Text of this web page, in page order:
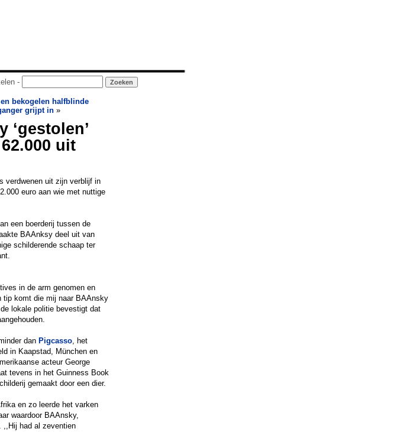
-
bekogelen halfblinde
grijpt in »
‘gestolen’
uit
verdwenen uit zijn verblijf in
euro aan wie met nuttige
een boerderij tussen de
BAAnksy deel uit van
schilderende schaap ter
in de arm genomen en
tip komt die mij naar BAAnsky
lokale politie bevestigt dat
dan Pigcasso, het
in Kaapstad, München en
acteur George
tevens in het Guinness Book
gemaakt door een dier.
en zo leerde het varken
waardoor BAAnsky,
,,Hij had al zeventien